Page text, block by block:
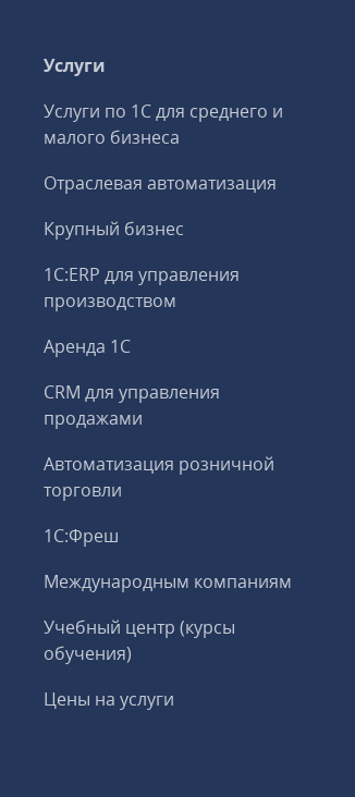
Услуги
Услуги по 1С для среднего и
малого бизнеса
Отраслевая автоматизация
Крупный бизнес
1С:ERP для управления
производством
Аренда 1С
CRM для управления
продажами
Автоматизация розничной
торговли
1С:Фреш
Международным компаниям
Учебный центр (курсы
обучения)
Цены на услуги